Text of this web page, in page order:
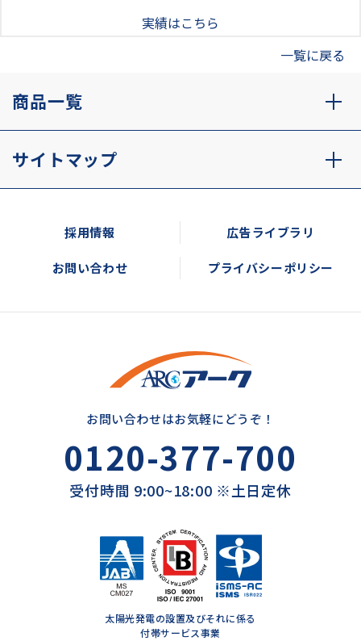
実績はこちら
一覧に戻る
商品一覧
サイトマップ
採用情報 広告ライブラリ
お問い合わせ プライバシーポリシー
お問い合わせはお気軽にどうぞ！
0120-377-700
受付時間 9:00~18:00 ※土日定休
太陽光発電の設置及びそれに係る
付帯サービス事業